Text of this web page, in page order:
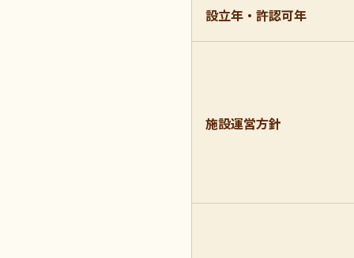
設立年・許認可年
施設運営方針